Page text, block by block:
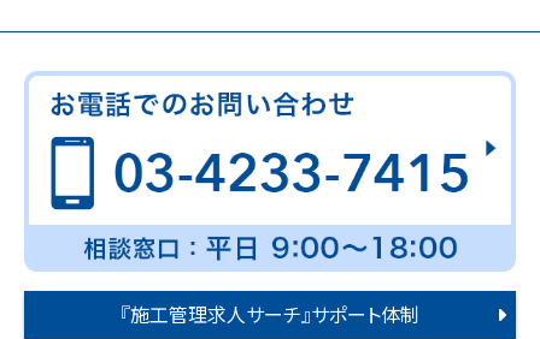
『施工管理求人サーチ』サポート体制